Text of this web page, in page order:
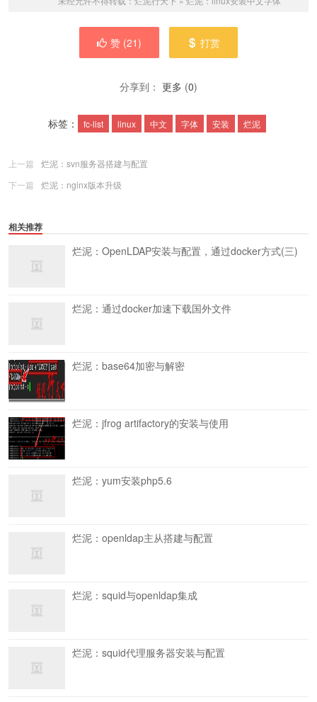
赞 (21) 打赏
分享到： 更多 (0)
标签： fc-list linux 中文 字体 安装 烂泥
上一篇
烂泥：svn服务器搭建与配置
下一篇
烂泥：nginx版本升级
相关推荐
烂泥：OpenLDAP安装与配置，通过docker方式(三)
烂泥：通过docker加速下载国外文件
烂泥：base64加密与解密
烂泥：jfrog artifactory的安装与使用
烂泥：yum安装php5.6
烂泥：openldap主从搭建与配置
烂泥：squid与openldap集成
烂泥：squid代理服务器安装与配置